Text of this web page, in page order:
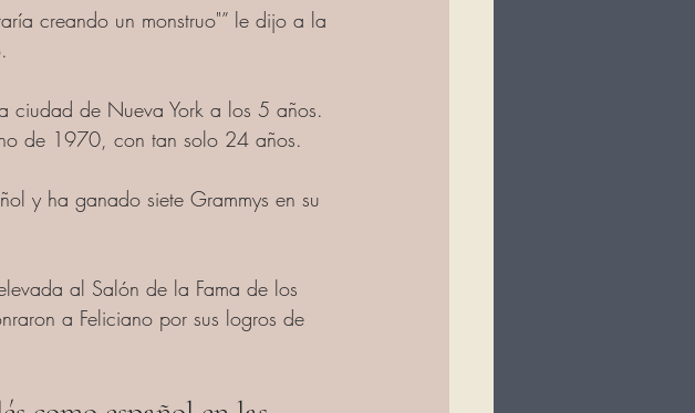
creando un monstruo"” le dijo a la
ciudad de Nueva York a los 5 años.
de 1970, con tan solo 24 años.
y ha ganado siete Grammys en su
al Salón de la Fama de los
a Feliciano por sus logros de